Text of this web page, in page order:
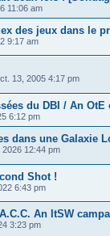
11:06 am
des jeux dans le
9:17 am
13, 2005 4:17 pm
du DBI / An
6:12 pm
dans une Galaxie
12:44 pm
Shot !
6:43 pm
An ItSW
3:23 pm